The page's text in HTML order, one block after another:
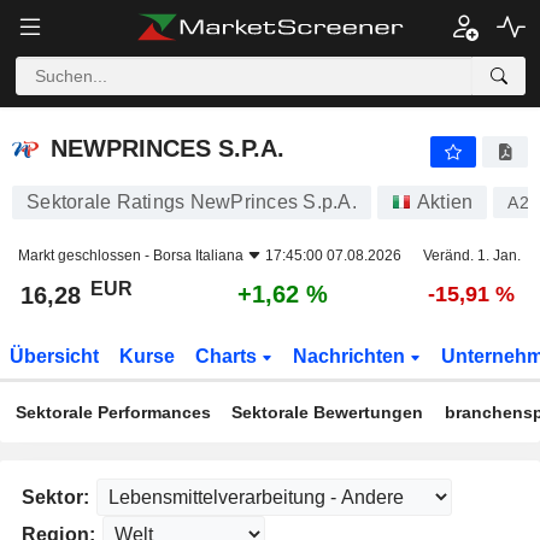
NEWPRINCES S.P.A.
NEWPRINCES S.P.A.
Sektorale Ratings NewPrinces S.p.A. Aktien
Markt geschlossen - Borsa Italiana 17:45:00 07.08.2026 Veränd. 1. Jan.
16,28 EUR +1,62 % -15,91 %
Übersicht Kurse Charts Nachrichten
Sektorale Performances Sektorale Bewertungen
Sektor:
Region: